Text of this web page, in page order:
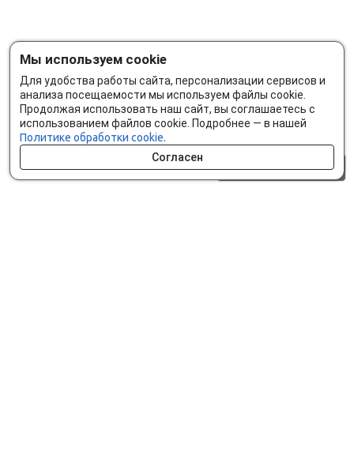
Мы используем cookie
Для удобства работы сайта, персонализации сервисов и
анализа посещаемости мы используем файлы cookie.
Продолжая использовать наш сайт, вы соглашаетесь с
использованием файлов cookie. Подробнее — в нашей
Политике обработки cookie.
Согласен